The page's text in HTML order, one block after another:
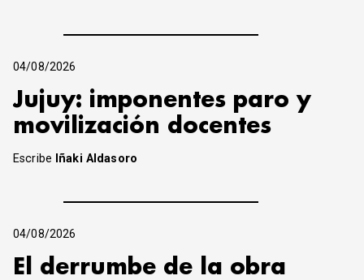
04/08/2026
Jujuy: imponentes paro y
movilización docentes
Escribe Iñaki Aldasoro
04/08/2026
El derrumbe de la obra